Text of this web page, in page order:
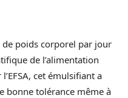
de poids corporel par jour
de l’alimentation
cet émulsifiant a
bonne tolérance même à